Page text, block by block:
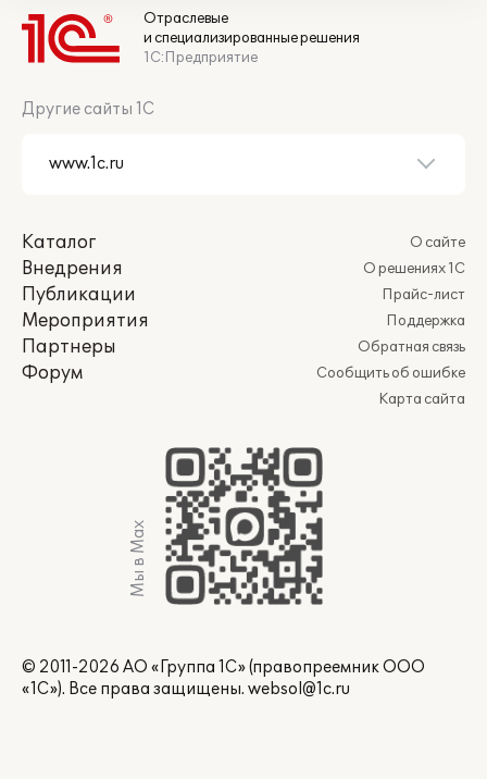
Отраслевые
и специализированные решения
1С:Предприятие
Другие сайты 1С
Каталог
Внедрения
Публикации
Мероприятия
Партнеры
Форум
О сайте
О решениях 1С
Прайс-лист
Поддержка
Обратная связь
Сообщить об ошибке
Карта сайта
Мы в Max
© 2011-2026 АО «Группа 1С» (правопреемник ООО
«1С»). Все права защищены. websol@1c.ru